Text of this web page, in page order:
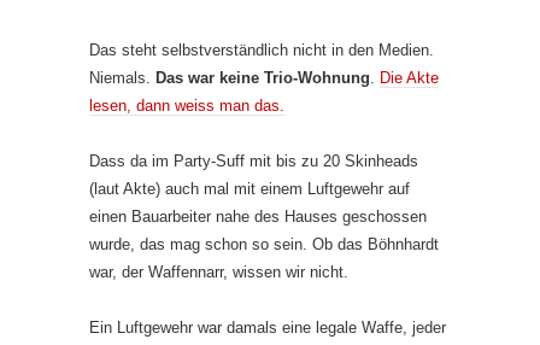
Das steht selbstverständlich nicht in den Medien.
Niemals. Das war keine Trio-Wohnung. Die Akte
lesen, dann weiss man das.
Dass da im Party-Suff mit bis zu 20 Skinheads
(laut Akte) auch mal mit einem Luftgewehr auf
einen Bauarbeiter nahe des Hauses geschossen
wurde, das mag schon so sein. Ob das Böhnhardt
war, der Waffennarr, wissen wir nicht.
Ein Luftgewehr war damals eine legale Waffe, jeder